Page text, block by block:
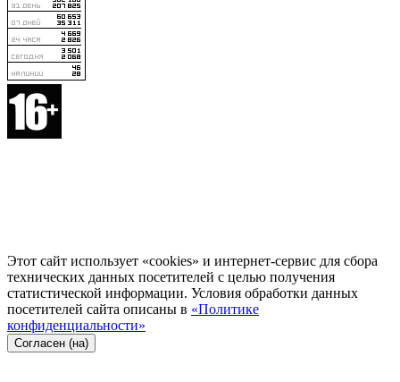
Этот сайт использует «cookies» и интернет-сервис для сбора
технических данных посетителей с целью получения
статистической информации. Условия обработки данных
посетителей сайта описаны в «Политике
конфиденциальности»
Согласен (на)